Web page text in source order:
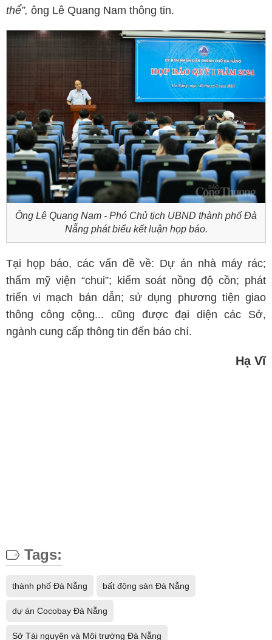
thể”, ông Lê Quang Nam thông tin.
Ông Lê Quang Nam - Phó Chủ tịch UBND thành phố Đà
Nẵng phát biểu kết luận họp báo.
Tại họp báo, các vấn đề về: Dự án nhà máy rác;
thẩm mỹ viện “chui”; kiểm soát nồng độ cồn; phát
triển vi mạch bán dẫn; sử dụng phương tiện giao
thông công cộng... cũng được đại diện các Sở,
ngành cung cấp thông tin đến báo chí.
Hạ Vĩ
Tags:
thành phố Đà Nẵng bất động sản Đà Nẵng
dự án Cocobay Đà Nẵng
Sở Tài nguyên và Môi trường Đà Nẵng